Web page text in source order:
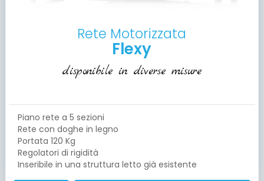
Rete Motorizzata
Flexy
disponibile in diverse misure
Piano rete a 5 sezioni
Rete con doghe in legno
Portata 120 Kg
Regolatori di rigidità
Inseribile in una struttura letto già esistente